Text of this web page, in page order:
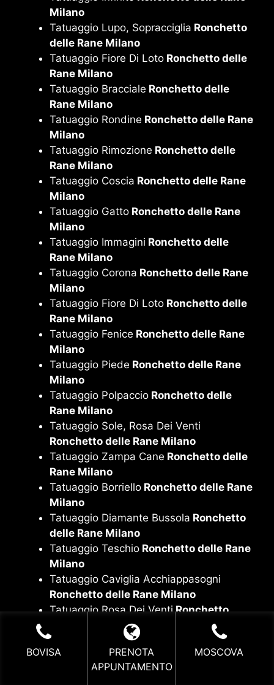
Milano
Tatuaggio Lupo, Sopracciglia Ronchetto
delle Rane Milano
Tatuaggio Fiore Di Loto Ronchetto delle
Rane Milano
Tatuaggio Bracciale Ronchetto delle
Rane Milano
Tatuaggio Rondine Ronchetto delle Rane
Milano
Tatuaggio Rimozione Ronchetto delle
Rane Milano
Tatuaggio Coscia Ronchetto delle Rane
Milano
Tatuaggio Gatto Ronchetto delle Rane
Milano
Tatuaggio Immagini Ronchetto delle
Rane Milano
Tatuaggio Corona Ronchetto delle Rane
Milano
Tatuaggio Fiore Di Loto Ronchetto delle
Rane Milano
Tatuaggio Fenice Ronchetto delle Rane
Milano
Tatuaggio Piede Ronchetto delle Rane
Milano
Tatuaggio Polpaccio Ronchetto delle
Rane Milano
Tatuaggio Sole, Rosa Dei Venti
Ronchetto delle Rane Milano
Tatuaggio Zampa Cane Ronchetto delle
Rane Milano
Tatuaggio Borriello Ronchetto delle Rane
Milano
Tatuaggio Diamante Bussola Ronchetto
delle Rane Milano
Tatuaggio Teschio Ronchetto delle Rane
Milano
Tatuaggio Caviglia Acchiappasogni
Ronchetto delle Rane Milano
Tatuaggio Rosa Dei Venti Ronchetto
delle Rane Milano
Tatuaggio Albero Della Vita
Ronchetto
delle Rane Milano
BOVISA
PRENOTA
APPUNTAMENTO
MOSCOVA